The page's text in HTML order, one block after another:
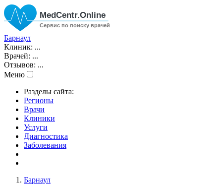
Барнаул
Клиник: ...
Врачей: ...
Отзывов: ...
Меню
Разделы сайта:
Регионы
Врачи
Клиники
Услуги
Диагностика
Заболевания
Барнаул